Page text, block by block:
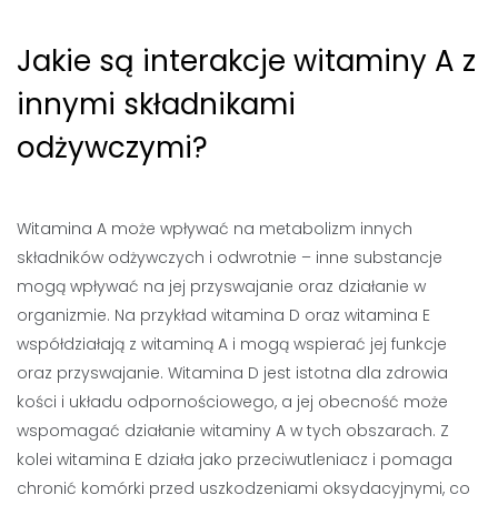
Jakie są interakcje witaminy A z
innymi składnikami
odżywczymi?
Witamina A może wpływać na metabolizm innych
składników odżywczych i odwrotnie – inne substancje
mogą wpływać na jej przyswajanie oraz działanie w
organizmie. Na przykład witamina D oraz witamina E
współdziałają z witaminą A i mogą wspierać jej funkcje
oraz przyswajanie. Witamina D jest istotna dla zdrowia
kości i układu odpornościowego, a jej obecność może
wspomagać działanie witaminy A w tych obszarach. Z
kolei witamina E działa jako przeciwutleniacz i pomaga
chronić komórki przed uszkodzeniami oksydacyjnymi, co